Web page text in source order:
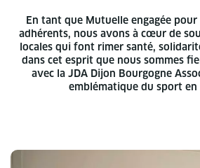
En tant que Mutuelle engagée
adhérents, nous avons à cœur de
locales qui font rimer santé,
dans cet esprit que nous sommes
avec la JDA Dijon Bourgogne
emblématique du sport en